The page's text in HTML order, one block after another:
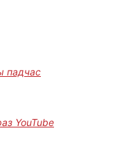
падчас
YouTube